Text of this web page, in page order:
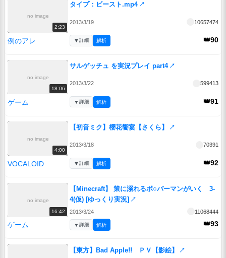
no image
2:23
タイプ：ビースト.mp4 ↗
2013/3/19 10657474
例のアレ 👑90
▼詳細 解析
no image
18:06
サルゲッチュ を実況プレイ part4 ↗
2013/3/22 599413
ゲーム 👑91
▼詳細 解析
no image
4:00
【初音ミク】櫻花饗宴【さくら】 ↗
2013/3/18 70391
VOCALOID 👑92
▼詳細 解析
no image
16:42
【Minecraft】 策に溺れるボ○バーマンがいく 3-
4(仮) [ゆっくり実況] ↗
2013/3/24 11068444
ゲーム 👑93
▼詳細 解析
【東方】Bad Apple!! ＰＶ【影絵】 ↗